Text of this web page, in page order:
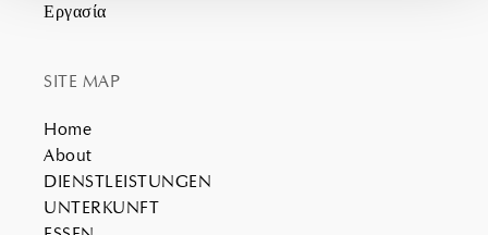
Εργασία
SITE MAP
Home
About
DIENSTLEISTUNGEN
UNTERKUNFT